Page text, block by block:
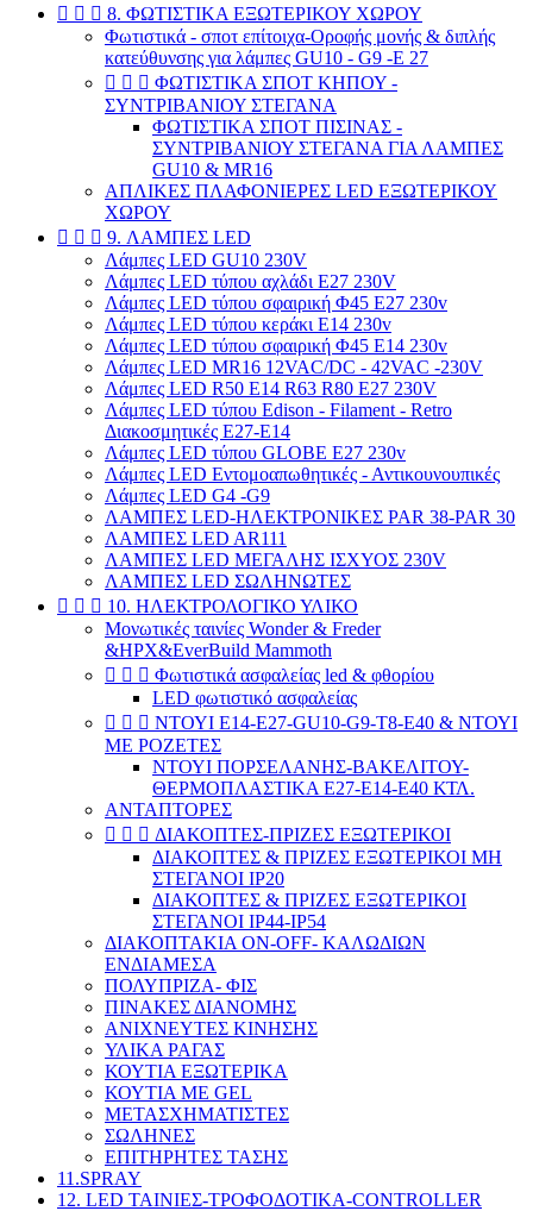
   8. ΦΩΤΙΣΤΙΚΑ ΕΞΩΤΕΡΙΚΟΥ ΧΩΡΟΥ
Φωτιστικά - σποτ επίτοιχα-Οροφής μονής & διπλής
κατεύθυνσης για λάμπες GU10 - G9 -E 27
   ΦΩΤΙΣΤΙΚΑ ΣΠΟΤ ΚΗΠΟΥ -
ΣΥΝΤΡΙΒΑΝΙΟΥ ΣΤΕΓΑΝΑ
ΦΩΤΙΣΤΙΚΑ ΣΠΟΤ ΠΙΣΙΝΑΣ -
ΣΥΝΤΡΙΒΑΝΙΟΥ ΣΤΕΓΑΝΑ ΓΙΑ ΛΑΜΠΕΣ
GU10 & MR16
ΑΠΛΙΚΕΣ ΠΛΑΦΟΝΙΕΡΕΣ LED ΕΞΩΤΕΡΙΚΟΥ
ΧΩΡΟΥ
   9. ΛΑΜΠΕΣ LED
Λάμπες LED GU10 230V
Λάμπες LED τύπου αχλάδι E27 230V
Λάμπες LED τύπου σφαιρική Φ45 E27 230v
Λάμπες LED τύπου κεράκι E14 230v
Λάμπες LED τύπου σφαιρική Φ45 E14 230v
Λάμπες LED MR16 12VAC/DC - 42VAC -230V
Λάμπες LED R50 Ε14 R63 R80 E27 230V
Λάμπες LED τύπου Edison - Filament - Retro
Διακοσμητικές E27-E14
Λάμπες LED τύπου GLOBE E27 230v
Λάμπες LED Εντομοαπωθητικές - Αντικουνουπικές
Λάμπες LED G4 -G9
ΛΑΜΠΕΣ LED-ΗΛΕΚΤΡΟΝΙΚΕΣ PAR 38-PAR 30
ΛΑΜΠΕΣ LED AR111
ΛΑΜΠΕΣ LED ΜΕΓΑΛΗΣ ΙΣΧΥΟΣ 230V
ΛΑΜΠΕΣ LED ΣΩΛΗΝΩΤΕΣ
   10. ΗΛΕΚΤΡΟΛΟΓΙΚΟ ΥΛΙΚΟ
Μονωτικές ταινίες Wonder & Freder
&HPX&EverBuild Mammoth
   Φωτιστικά ασφαλείας led & φθορίου
LED φωτιστικό ασφαλείας
   ΝΤΟΥΙ E14-E27-GU10-G9-T8-E40 & ΝΤΟΥΙ
ΜΕ ΡΟΖΕΤΕΣ
ΝΤΟΥΙ ΠΟΡΣΕΛΑΝΗΣ-ΒΑΚΕΛΙΤΟΥ-
ΘΕΡΜΟΠΛΑΣΤΙΚΑ Ε27-Ε14-Ε40 ΚΤΛ.
ΑΝΤΑΠΤΟΡΕΣ
   ΔΙΑΚΟΠΤΕΣ-ΠΡΙΖΕΣ ΕΞΩΤΕΡΙΚΟΙ
ΔΙΑΚΟΠΤΕΣ & ΠΡΙΖΕΣ ΕΞΩΤΕΡΙΚΟΙ ΜΗ
ΣΤΕΓΑΝΟΙ ΙΡ20
ΔΙΑΚΟΠΤΕΣ & ΠΡΙΖΕΣ ΕΞΩΤΕΡΙΚΟΙ
ΣΤΕΓΑΝΟΙ ΙΡ44-ΙP54
ΔΙΑΚΟΠΤΑΚΙΑ ON-OFF- ΚΑΛΩΔΙΩΝ
ΕΝΔΙΑΜΕΣΑ
ΠΟΛΥΠΡΙΖΑ- ΦΙΣ
ΠΙΝΑΚΕΣ ΔΙΑΝΟΜΗΣ
ΑΝΙΧΝΕΥΤΕΣ ΚΙΝΗΣΗΣ
ΥΛΙΚΑ ΡΑΓΑΣ
ΚΟΥΤΙΑ ΕΞΩΤΕΡΙΚΑ
ΚΟΥΤΙΑ ΜΕ GEL
ΜΕΤΑΣΧΗΜΑΤΙΣΤΕΣ
ΣΩΛΗΝΕΣ
ΕΠΙΤΗΡΗΤΕΣ ΤΑΣΗΣ
11.SPRAY
12. LED ΤΑΙΝΙΕΣ-ΤΡΟΦΟΔΟΤΙΚΑ-CONTROLLER